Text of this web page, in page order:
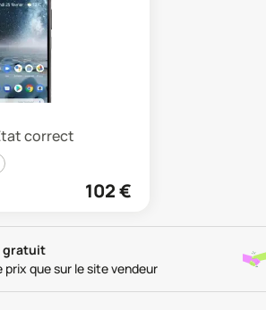
correct
102€
gratuit
prix que sur le site vendeur